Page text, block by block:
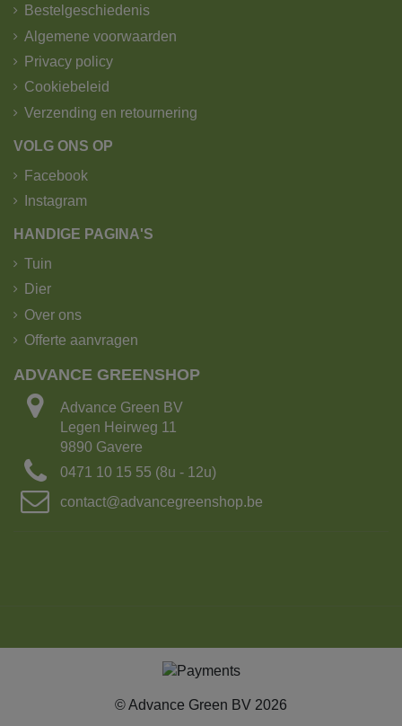
Bestelgeschiedenis
Algemene voorwaarden
Privacy policy
Cookiebeleid
Verzending en retournering
VOLG ONS OP
Facebook
Instagram
HANDIGE PAGINA'S
Tuin
Dier
Over ons
Offerte aanvragen
ADVANCE GREENSHOP
Advance Green BV
Legen Heirweg 11
9890 Gavere
0471 10 15 55 (8u - 12u)
contact@advancegreenshop.be
© Advance Green BV 2026